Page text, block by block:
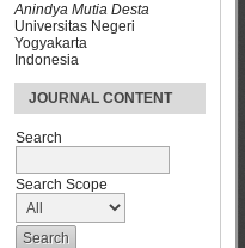
Anindya Mutia Desta
Universitas Negeri
Yogyakarta
Indonesia
JOURNAL CONTENT
Search
Search Scope